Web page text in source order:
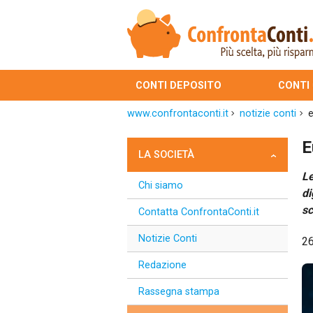
CONTI DEPOSITO CONTI
www.confrontaconti.it notizie conti
LA SOCIETÀ
Chi siamo
Contatta ConfrontaConti.it
Notizie Conti
Redazione
Rassegna stampa